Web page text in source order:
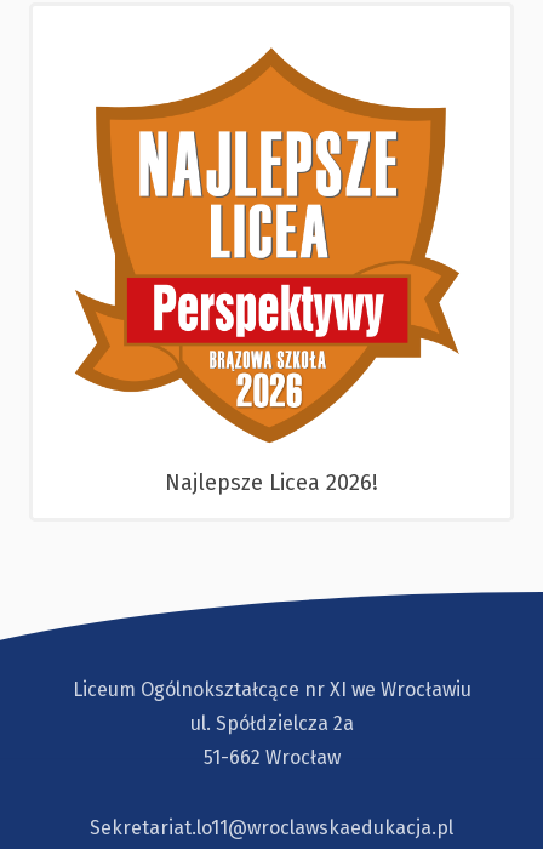
Najlepsze Licea 2026!
Liceum Ogólnokształcące nr XI we Wrocławiu
ul. Spółdzielcza 2a
51-662 Wrocław
Sekretariat.lo11@wroclawskaedukacja.pl